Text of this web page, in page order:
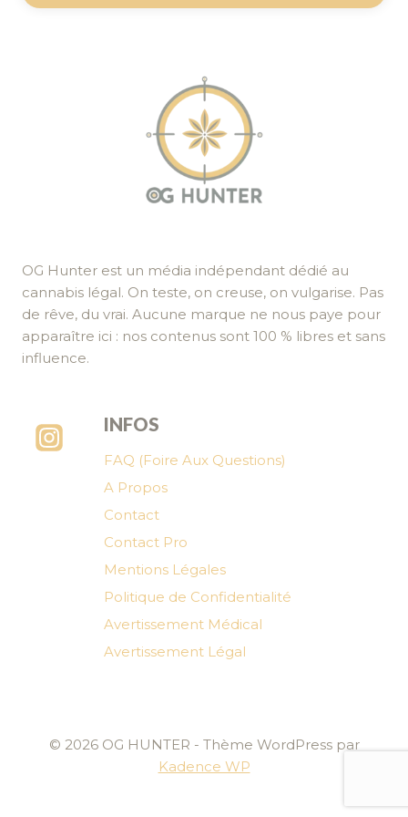
OG Hunter est un média indépendant dédié au
cannabis légal. On teste, on creuse, on vulgarise. Pas
de rêve, du vrai. Aucune marque ne nous paye pour
apparaître ici : nos contenus sont 100 % libres et sans
influence.
INFOS
FAQ (Foire Aux Questions)
A Propos
Contact
Contact Pro
Mentions Légales
Politique de Confidentialité
Avertissement Médical
Avertissement Légal
© 2026 OG HUNTER - Thème WordPress par
Kadence WP